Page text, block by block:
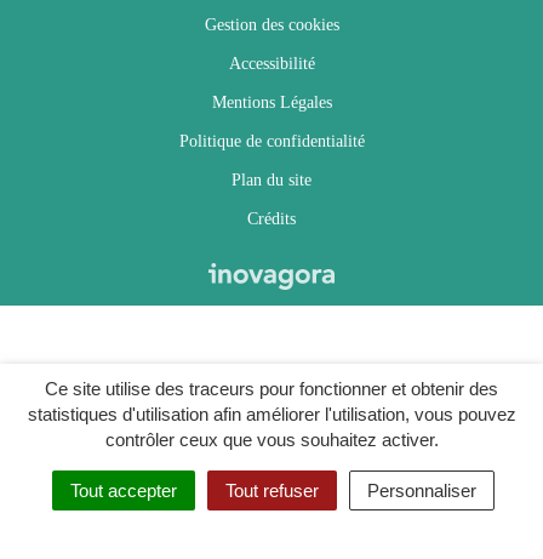
Ce site utilise des traceurs pour fonctionner et obtenir des
statistiques d'utilisation afin améliorer l'utilisation, vous pouvez
contrôler ceux que vous souhaitez activer.
Tout accepter Tout refuser Personnaliser
Gestion des cookies
Accessibilité
Mentions Légales
Politique de confidentialité
Plan du site
Crédits